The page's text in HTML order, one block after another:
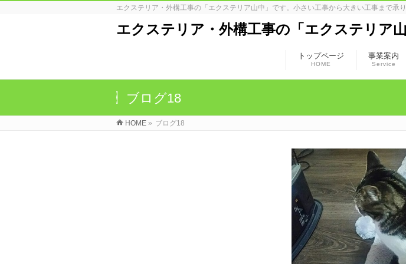
エクステリア・外構工事の「エクステリア山中」です。小さい工事から大きい工事まで承
エクステリア・外構工事の「エクステリア山
トップページ
HOME
事業案内
Service
ブログ18
HOME » ブログ18